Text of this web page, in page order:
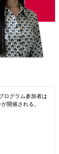
ログラム参加者は
開催される。